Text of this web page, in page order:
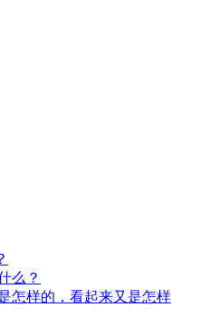
么？
怎样的，看起来又是怎样